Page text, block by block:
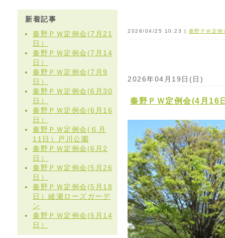
新着記事
秦野ＰＷ定例会(7月21
日）
秦野ＰＷ定例会(7月14
日）
秦野ＰＷ定例会(7月9
日）
秦野ＰＷ定例会(6月30
日）
秦野ＰＷ定例会(6月16
日）
秦野ＰＷ定例会(６月
11日）戸川公園
秦野ＰＷ定例会(6月2
日）
秦野ＰＷ定例会(5月26
日）
秦野ＰＷ定例会(5月18
日）綾瀬ローズガーデ
ン
秦野ＰＷ定例会(5月14
日）
2026/04/25 10:23 | 秦野ＰＷ定例
2026年04月19日(日)
秦野ＰＷ定例会(4月16